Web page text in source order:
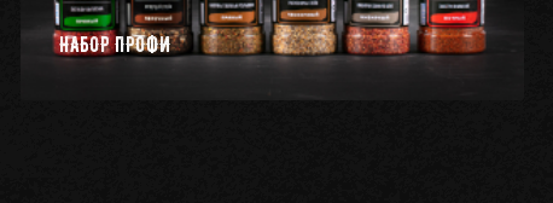
НАБОР ПРОФИ